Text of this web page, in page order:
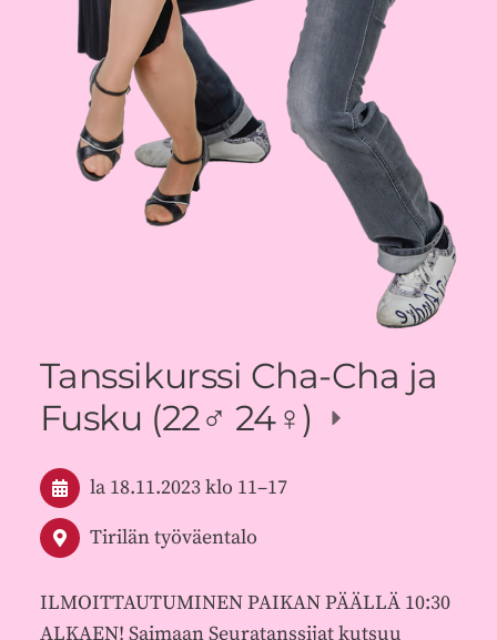
Tanssikurssi Cha-Cha ja
Fusku (22♂️ 24♀️)
la 18.11.2023klo 11–17
Tirilän työväentalo
ILMOITTAUTUMINEN PAIKAN PÄÄLLÄ 10:30
ALKAEN! Saimaan Seuratanssijat kutsuu